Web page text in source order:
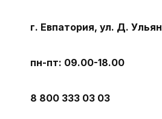
г. Евпатория, ул. Д.
пн-пт: 09.00-18.00
8 800 333 03 03